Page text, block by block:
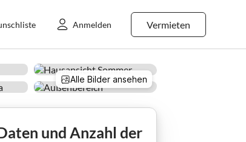
Vermieten
Anmelden
Alle Bilder ansehen
und Anzahl der